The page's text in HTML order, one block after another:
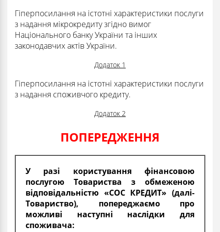
Гіперпосилання на істотні характеристики послуги
з надання мікрокредиту згідно вимог
Національного банку України та інших
законодавчих актів України.
Додаток 1
Гіперпосилання на істотні характеристики послуги
з надання споживчого кредиту.
Додаток 2
ПОПЕРЕДЖЕННЯ
У разі користування фінансовою
послугою Товариства з обмеженою
відповідальністю «СОС КРЕДИТ» (далі-
Товариство), попереджаємо про
можливі наступні наслідки для
споживача: